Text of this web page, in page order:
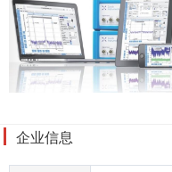
企业信息